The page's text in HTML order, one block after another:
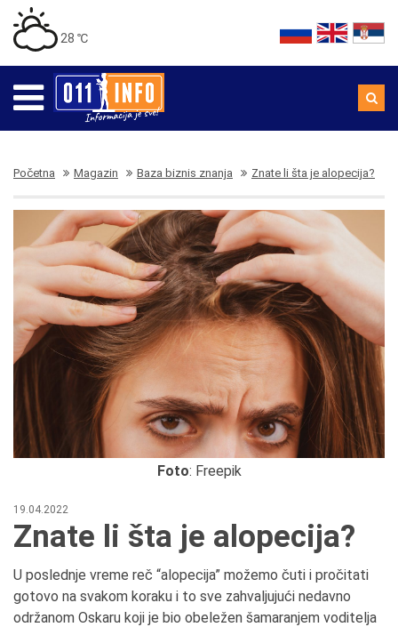
28 ℃
Početna Magazin Baza biznis znanja Znate li šta je alopecija?
Foto: Freepik
19.04.2022
Znate li šta je alopecija?
U poslednje vreme reč “alopecija” možemo čuti i pročitati
gotovo na svakom koraku i to sve zahvaljujući nedavno
održanom Oskaru koji je bio obeležen šamaranjem voditelja